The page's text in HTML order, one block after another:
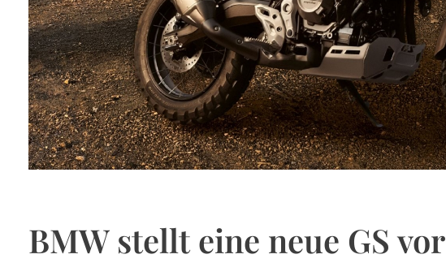
BMW stellt eine neue GS vor